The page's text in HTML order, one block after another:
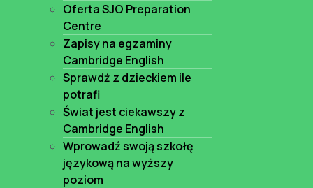
Oferta SJO Preparation
Centre
Zapisy na egzaminy
Cambridge English
Sprawdź z dzieckiem ile
potrafi
Świat jest ciekawszy z
Cambridge English
Wprowadź swoją szkołę
językową na wyższy
poziom